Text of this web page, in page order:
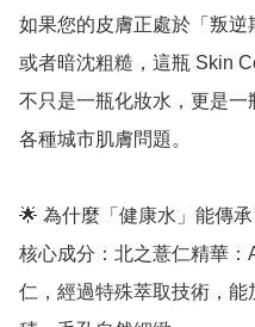
如果您的皮膚正處於「叛
或者暗沈粗糙，這瓶 Skin
不只是一瓶化妝水，更是
各種城市肌膚問題。
🌟 為什麼「健康水」能傳
核心成分：北之薏仁精華
仁，經過特殊萃取技術，